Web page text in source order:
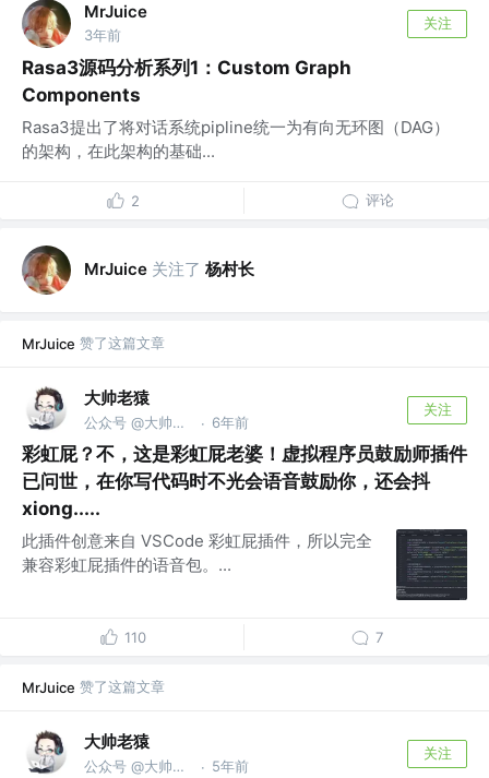
MrJuice
3年前
关注
Rasa3源码分析系列1：Custom Graph
Components
Rasa3提出了将对话系统pipline统一为有向无环图（DAG）
的架构，在此架构的基础...
2 评论
MrJuice 关注了 杨村长
MrJuice 赞了这篇文章
大帅老猿
公众号 @大帅老猿 · 6年前
关注
彩虹屁？不，这是彩虹屁老婆！虚拟程序员鼓励师插件
已问世，在你写代码时不光会语音鼓励你，还会抖
xiong.....
此插件创意来自 VSCode 彩虹屁插件，所以完全
兼容彩虹屁插件的语音包。...
110 7
MrJuice 赞了这篇文章
大帅老猿
公众号 @大帅老猿 · 5年前
关注